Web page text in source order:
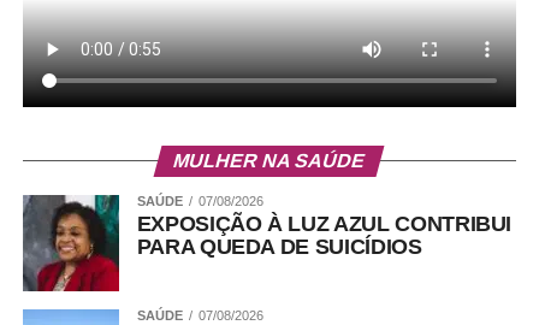
MULHER NA SAÚDE
SAÚDE 07/08/2026
EXPOSIÇÃO À LUZ AZUL CONTRIBUI
PARA QUEDA DE SUICÍDIOS
SAÚDE 07/08/2026